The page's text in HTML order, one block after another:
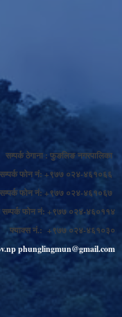
सम्पर्क ठेगाना : फुङलिङ नगरपालिका
फोन नं: +९७७ ०२४-४६१०६६
फोन नं: +९७७ ०२४-४६१०६७
सम्पर्क फोन नं: +९७७ ०२४-४६०११४
फ्याक्स नं.: +९७७ ०२४-४६१०३०
phunglingmun@gmail.com